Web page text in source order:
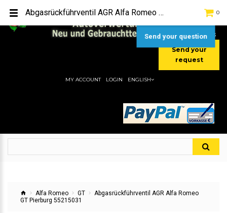
[+49] (0) 2232-5205
[+49] (0) 177 / 4080033
Send your
request
0
MY ACCOUNT LOGIN ENGLISH
Alfa Romeo GT
Abgasrückführventil AGR Alfa Romeo
GT Pierburg 55215031
Abgasrückführventil AGR Alfa Romeo GT Pierburg 55215031
Send your question